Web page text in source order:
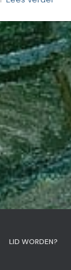
LID WORDEN?